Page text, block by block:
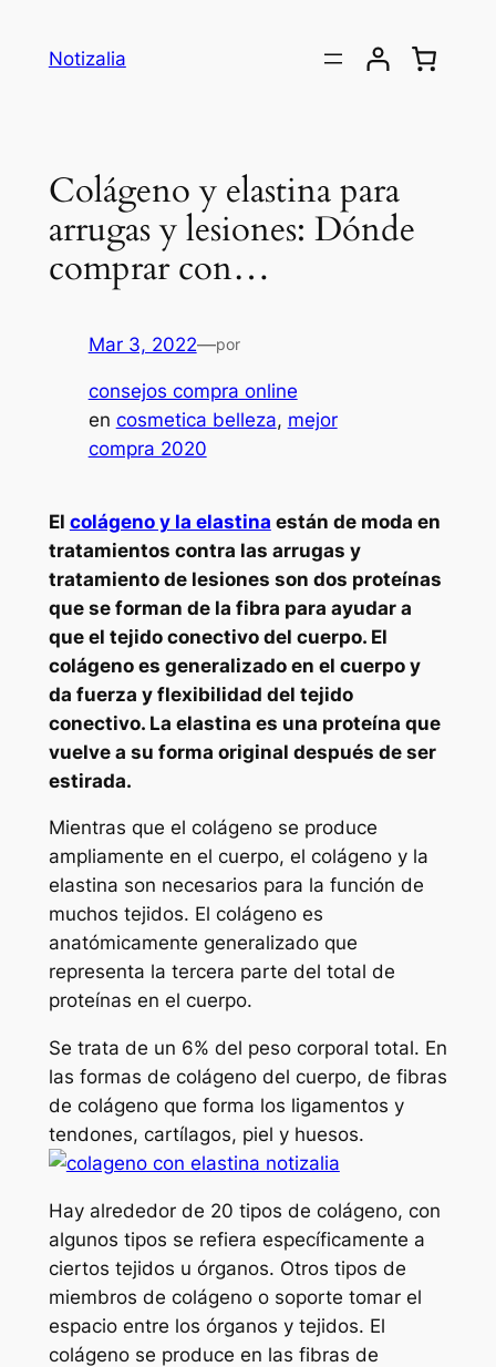
Notizalia
Colágeno y elastina para
arrugas y lesiones: Dónde
comprar con…
Mar 3, 2022—por
consejos compra online
en cosmetica belleza, mejor
compra 2020
El colágeno y la elastina están de moda en
tratamientos contra las arrugas y
tratamiento de lesiones son dos proteínas
que se forman de la fibra para ayudar a
que el tejido conectivo del cuerpo. El
colágeno es generalizado en el cuerpo y
da fuerza y ​​flexibilidad del tejido
conectivo. La elastina es una proteína que
vuelve a su forma original después de ser
estirada.
Mientras que el colágeno se produce
ampliamente en el cuerpo, el colágeno y la
elastina son necesarios para la función de
muchos tejidos. El colágeno es
anatómicamente generalizado que
representa la tercera parte del total de
proteínas en el cuerpo.
Se trata de un 6% del peso corporal total. En
las formas de colágeno del cuerpo, de fibras
de colágeno que forma los ligamentos y
tendones, cartílagos, piel y huesos.
Hay alrededor de 20 tipos de colágeno, con
algunos tipos se refiera específicamente a
ciertos tejidos u órganos. Otros tipos de
miembros de colágeno o soporte tomar el
espacio entre los órganos y tejidos. El
colágeno se produce en las fibras de